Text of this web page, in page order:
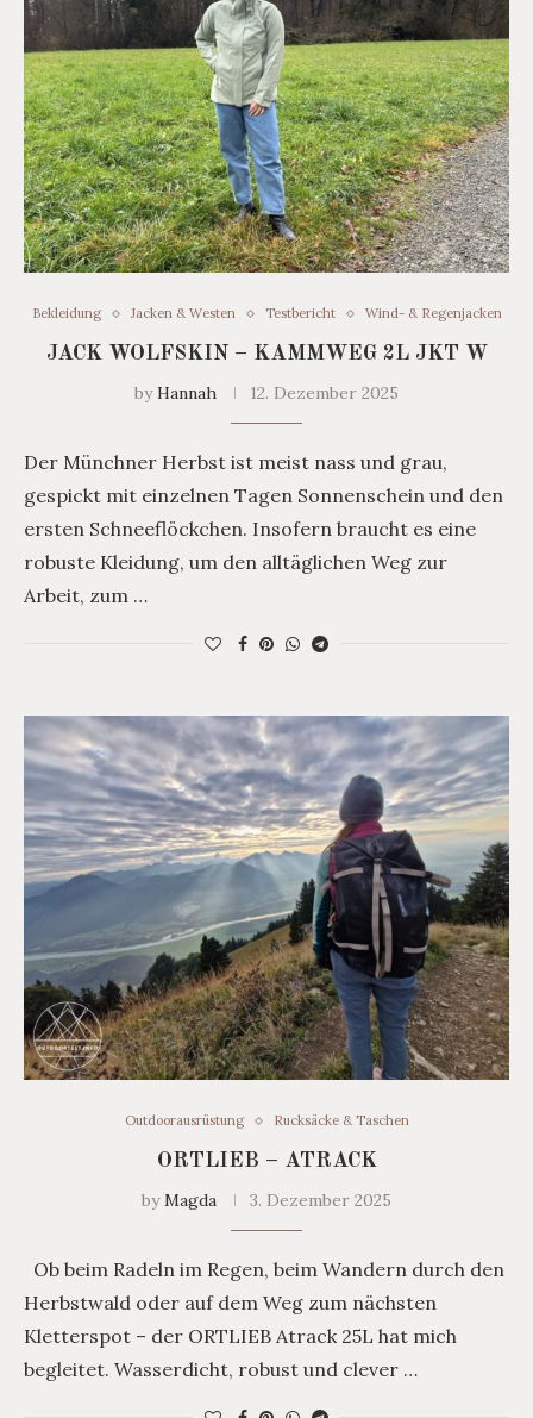
Bekleidung Jacken & Westen Testbericht Wind- & Regenjacken
JACK WOLFSKIN – KAMMWEG 2L JKT W
byHannah 12. Dezember 2025
Der Münchner Herbst ist meist nass und grau,
gespickt mit einzelnen Tagen Sonnenschein und den
ersten Schneeflöckchen. Insofern braucht es eine
robuste Kleidung, um den alltäglichen Weg zur
Arbeit, zum …
Outdoorausrüstung Rucksäcke & Taschen
ORTLIEB – ATRACK
byMagda 3. Dezember 2025
Ob beim Radeln im Regen, beim Wandern durch den
Herbstwald oder auf dem Weg zum nächsten
Kletterspot – der ORTLIEB Atrack 25L hat mich
begleitet. Wasserdicht, robust und clever …